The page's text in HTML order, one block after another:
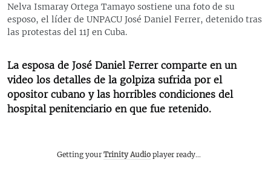
KENTU-CUBANO
DESINFORMACIÓN RUSA EN AMÉRICA LATINA
LA INVASIÓN DE RUSIA A UCRANIA
SÍGUENOS
Nelva Ismaray Ortega Tamayo sostiene una foto de su
esposo, el líder de UNPACU José Daniel Ferrer, detenido tras
las protestas del 11J en Cuba.
La esposa de José Daniel Ferrer comparte en un
video los detalles de la golpiza sufrida por el
opositor cubano y las horribles condiciones del
hospital penitenciario en que fue retenido.
Getting yourTrinity Audio player ready...